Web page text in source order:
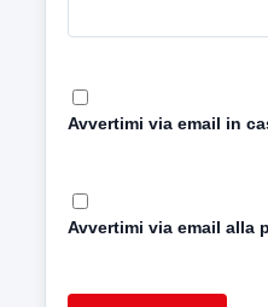
Avvertimi via email in
Avvertimi via email alla